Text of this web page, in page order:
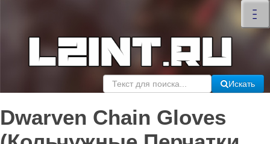
–
–
–
×
Искать
Dwarven Chain Gloves